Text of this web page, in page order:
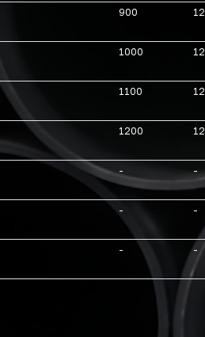
900
1000
1100
1200
- -
- -
- -